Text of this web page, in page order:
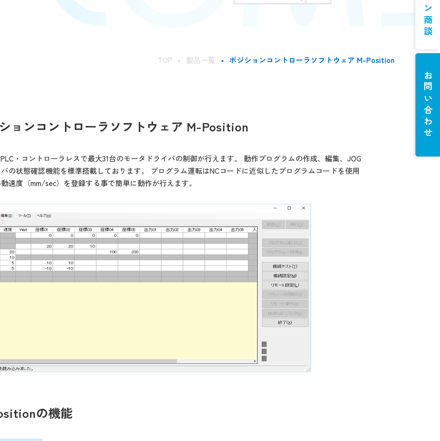
お問い合わせ
TOP 製品一覧 ポジションコントローラソフトウェア M-Position
ョンコントローラソフトウェア M-Position
・コントローラレスで最大31台のモータドライバの制御が行えます。 動作プログラムの作成、編集、JOG
の状態確認機能を標準搭載しております。 プログラム運転はNCコードに近似したプログラムコードを使用
速度（mm/sec）を登録する事で簡単に動作が行えます。
の機能